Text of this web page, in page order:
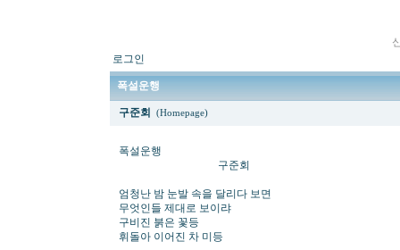
로그인
폭설운행
구준회 (Homepage)
폭설운행
구준회
엄청난 밤 눈발 속을 달리다 보면
무엇인들 제대로 보이랴
구비진 붉은 꽃등
휘돌아 이어진 차 미등